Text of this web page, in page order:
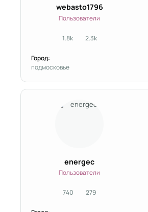
webasto1796
Пользователи
1.8kсообщения
2.3kРепутация
Город:
подмосковье
energec
Пользователи
740сообщения
279Репутация